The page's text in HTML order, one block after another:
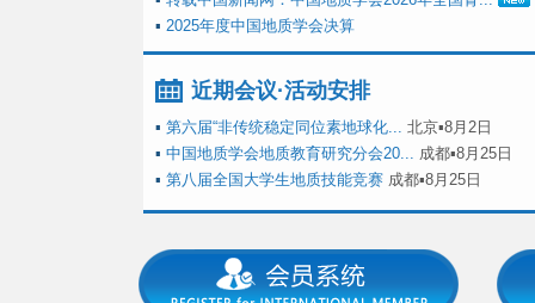
▪ 2025年度中国地质学会决算
近期会议·活动安排
▪ 第六届“非传统稳定同位素地球化... 北京▪8月2日
▪ 中国地质学会地质教育研究分会20... 成都▪8月25日
▪ 第八届全国大学生地质技能竞赛 成都▪8月25日